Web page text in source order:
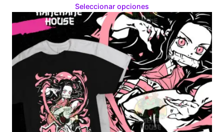
range:
$180.00
through
$300.00
Seleccionar opciones